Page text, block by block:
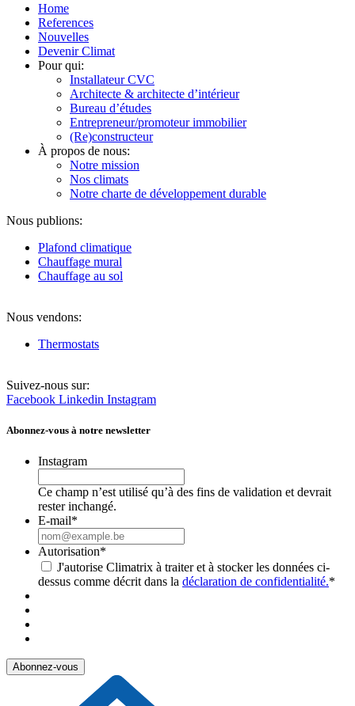
Home
References
Nouvelles
Devenir Climat
Pour qui:
Installateur CVC
Architecte & architecte d’intérieur
Bureau d’études
Entrepreneur/promoteur immobilier
(Re)constructeur
À propos de nous:
Notre mission
Nos climats
Notre charte de développement durable
Nous publions:
Plafond climatique
Chauffage mural
Chauffage au sol
Nous vendons:
Thermostats
Suivez-nous sur:
Facebook Linkedin Instagram
Abonnez-vous à notre newsletter
Instagram
Ce champ n’est utilisé qu’à des fins de validation et devrait
rester inchangé.
E-mail*
Autorisation*
J'autorise Climatrix à traiter et à stocker les données ci-
dessus comme décrit dans la déclaration de confidentialité.*